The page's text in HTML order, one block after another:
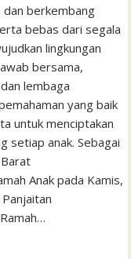
dan berkembang
bebas dari segala
lingkungan
bersama,
lembaga
yang baik
untuk menciptakan
setiap anak. Sebagai
Anak pada Kamis,